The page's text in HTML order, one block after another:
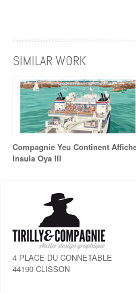
SIMILAR WORK
Compagnie Yeu Continent
Insula Oya III
4 PLACE DU CONNETABLE
44190 CLISSON